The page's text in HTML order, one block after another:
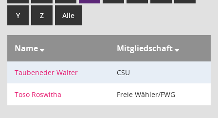
Y Z Alle
Name Mitgliedschaft
Taubeneder Walter CSU
Toso Roswitha Freie Wähler/FWG